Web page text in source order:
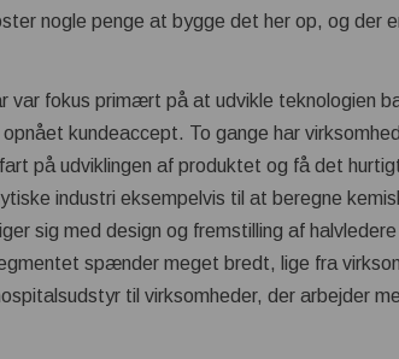
nogle penge at bygge det her op, og der
var fokus primært på at udvikle teknologien
kundeaccept. To gange har
på udviklingen af produktet og få det
industri eksempelvis til at beregne
sig med design og fremstilling af
spænder meget bredt, lige fra
til virksomheder, der arbejder